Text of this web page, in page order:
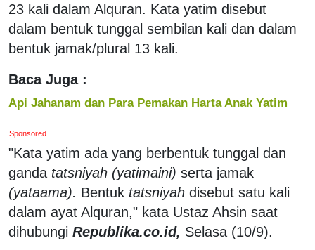
23 kali dalam Alquran. Kata yatim disebut
dalam bentuk tunggal sembilan kali dan dalam
bentuk jamak/plural 13 kali.
Baca Juga :
Api Jahanam dan Para Pemakan Harta Anak Yatim
Sponsored
"Kata yatim ada yang berbentuk tunggal dan
ganda tatsniyah (yatimaini) serta jamak
(yataama). Bentuk tatsniyah disebut satu kali
dalam ayat Alquran," kata Ustaz Ahsin saat
dihubungi Republika.co.id, Selasa (10/9).